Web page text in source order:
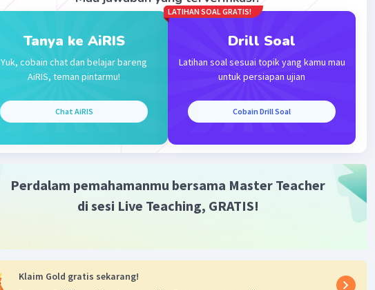
Tanya ke AiRIS
Yuk, cobain chat dan belajar bareng
AiRIS, teman pintarmu!
Chat AiRIS
LATIHAN SOAL GRATIS!
Drill Soal
Latihan soal sesuai topik yang kamu mau
untuk persiapan ujian
Cobain Drill Soal
Perdalam pemahamanmu bersama Master Teacher
di sesi Live Teaching, GRATIS!
Klaim Gold gratis sekarang!